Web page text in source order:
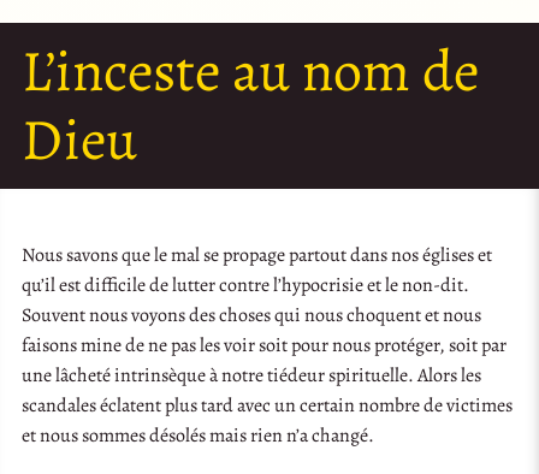
L’inceste au nom de
Dieu
Nous savons que le mal se propage partout dans nos églises et
qu’il est difficile de lutter contre l’hypocrisie et le non-dit.
Souvent nous voyons des choses qui nous choquent et nous
faisons mine de ne pas les voir soit pour nous protéger, soit par
une lâcheté intrinsèque à notre tiédeur spirituelle. Alors les
scandales éclatent plus tard avec un certain nombre de victimes
et nous sommes désolés mais rien n’a changé.